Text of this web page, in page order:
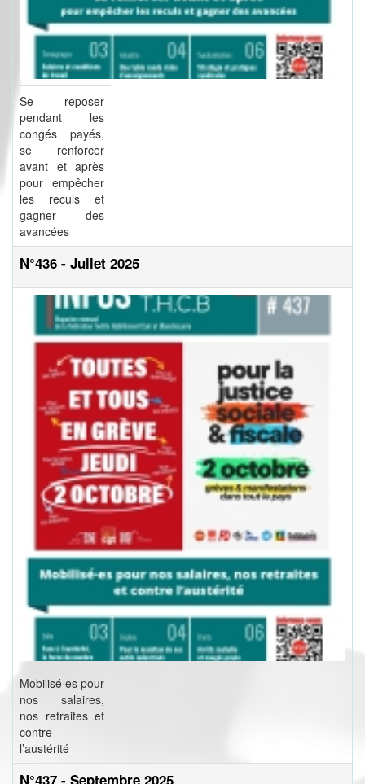
Se reposer
pendant les
congés payés,
se renforcer
avant et après
pour empêcher
les reculs et
gagner des
avancées
N°436 - Jullet 2025
Mobilisé·es pour
nos salaires,
nos retraites et
contre
l’austérité